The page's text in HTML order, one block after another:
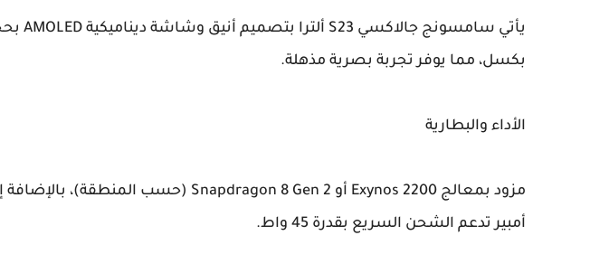
بكسل، مما يوفر تجربة بصرية مذهلة.
الأداء والبطارية
أمبير تدعم الشحن السريع بقدرة 45 واط.